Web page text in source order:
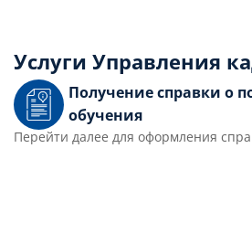
Услуги Управления
Получение справки о
обучения
Перейти далее для оформления